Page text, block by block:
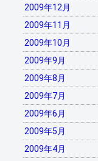
2009年12月
2009年11月
2009年10月
2009年9月
2009年8月
2009年7月
2009年6月
2009年5月
2009年4月